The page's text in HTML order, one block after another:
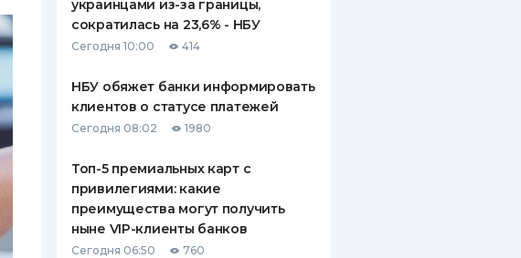
украинцами из-за границы,
сократилась на 23,6% - НБУ
Сегодня 10:00 414
НБУ обяжет банки информировать
клиентов о статусе платежей
Сегодня 08:02 1980
Топ-5 премиальных карт с
привилегиями: какие
преимущества могут получить
ныне VIP-клиенты банков
Сегодня 06:50 760